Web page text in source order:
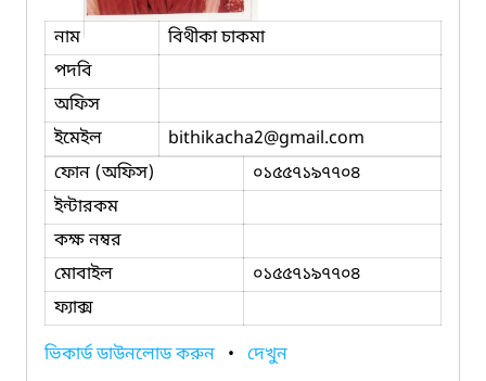
নাম
বিথীকা চাকমা
পদবি
অফিস
ইমেইল
bithikacha2@gmail.com
ফোন (অফিস)
০১৫৫৭১৯৭৭০৪
ইন্টারকম
কক্ষ নম্বর
মোবাইল
০১৫৫৭১৯৭৭০৪
ফ্যাক্স
ভিকার্ড ডাউনলোড করুন • দেখুন